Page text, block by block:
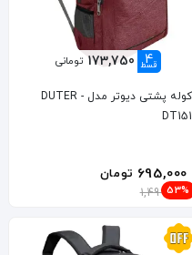
4
قسط 173,750 تومانی
کوله پشتی دیوتر مدل DUTER -
DT151
695,000 تومان
1,499,000
53%